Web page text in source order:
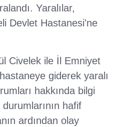
Yaralılar,
Devlet Hastanesi'ne
Civelek ile İl Emniyet
giderek yaralı
hakkında bilgi
hafif
ardından olay